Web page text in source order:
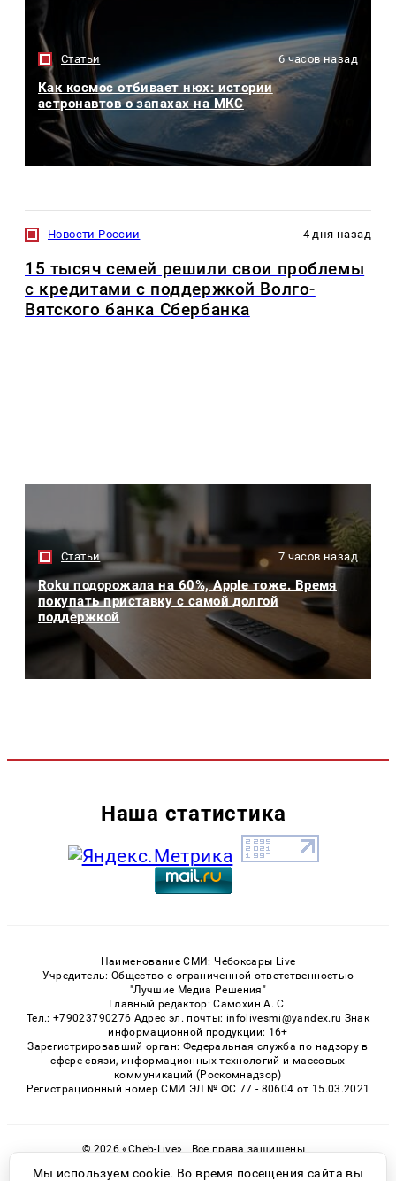
Статьи 6 часов назад
Как космос отбивает нюх: истории
астронавтов о запахах на МКС
Новости России 4 дня назад
15 тысяч семей решили свои проблемы
с кредитами с поддержкой Волго-
Вятского банка Сбербанка
Статьи 7 часов назад
Roku подорожала на 60%, Apple тоже. Время
покупать приставку с самой долгой
поддержкой
Наша статистика
Наименование СМИ: Чебоксары Live
Учредитель: Общество с ограниченной ответственностью
"Лучшие Медиа Решения"
Главный редактор: Самохин А. С.
Тел.: +79023790276 Адрес эл. почты: infolivesmi@yandex.ru Знак
информационной продукции: 16+
Зарегистрировавший орган: Федеральная служба по надзору в
сфере связи, информационных технологий и массовых
коммуникаций (Роскомнадзор)
Регистрационный номер СМИ ЭЛ № ФС 77 - 80604 от 15.03.2021
© 2026 «Cheb-Live» | Все права защищены
Возрастная категория сайта 16+
Мы используем cookie. Во время посещения сайта вы